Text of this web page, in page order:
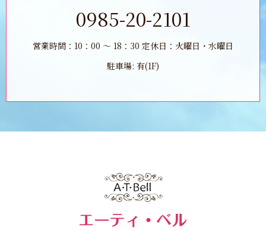
0985-20-2101
営業時間：10：00 ～ 18：30 定休日：火曜日・水曜日
駐車場: 有(1F)